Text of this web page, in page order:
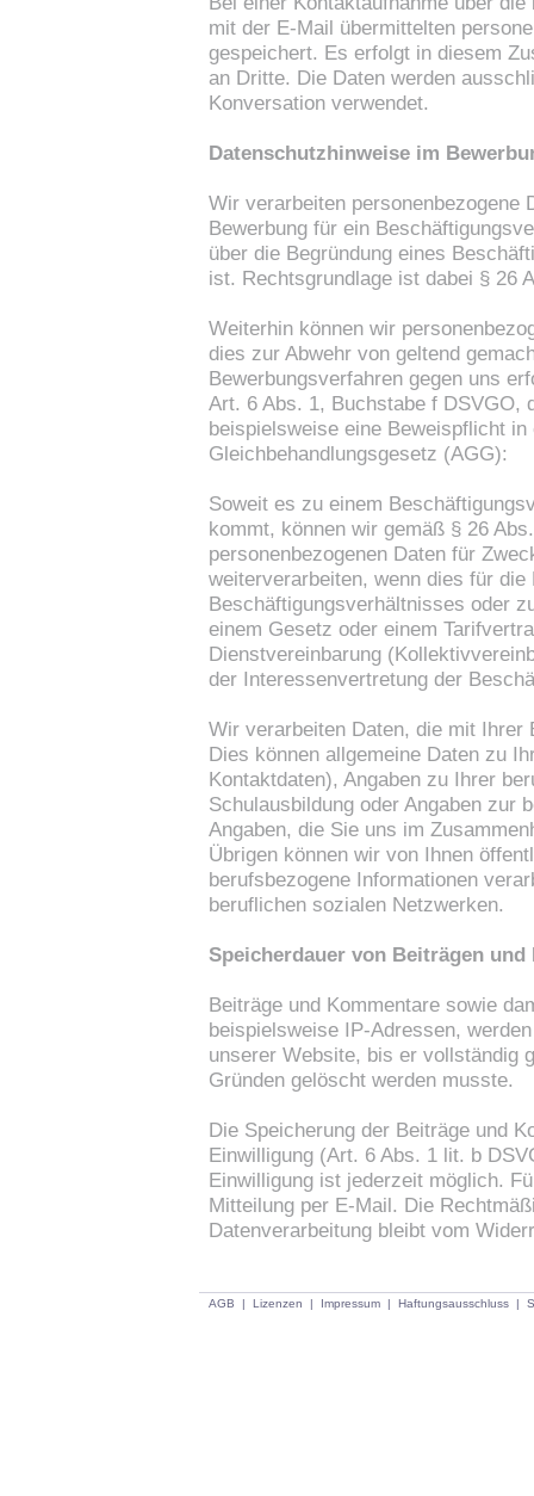
mit der E-Mail übermittelten
gespeichert. Es erfolgt in diesem
an Dritte. Die Daten werden
Konversation verwendet.
Datenschutzhinweise im
Wir verarbeiten personenbezogene
Bewerbung für ein
über die Begründung eines
ist. Rechtsgrundlage ist dabei § 26
Weiterhin können wir
dies zur Abwehr von geltend
Bewerbungsverfahren gegen uns
Art. 6 Abs. 1, Buchstabe f DSVGO,
beispielsweise eine Beweispflicht
Gleichbehandlungsgesetz (AGG):
Soweit es zu einem
kommt, können wir gemäß § 26
personenbezogenen Daten für
weiterverarbeiten, wenn dies für
Beschäftigungsverhältnisses oder
einem Gesetz oder einem
Dienstvereinbarung
der Interessenvertretung der
Wir verarbeiten Daten, die mit Ihrer
Dies können allgemeine Daten zu
Kontaktdaten), Angaben zu Ihrer
Schulausbildung oder Angaben zur
Angaben, die Sie uns im
Übrigen können wir von Ihnen
berufsbezogene Informationen
beruflichen sozialen Netzwerken.
Speicherdauer von Beiträgen und
Beiträge und Kommentare sowie
beispielsweise IP-Adressen,
unserer Website, bis er vollständig
Gründen gelöscht werden musste.
Die Speicherung der Beiträge und
Einwilligung (Art. 6 Abs. 1 lit. b
Einwilligung ist jederzeit möglich.
Mitteilung per E-Mail. Die
Datenverarbeitung bleibt vom
AGB | Lizenzen | Impressum | Haftungsausschluss |